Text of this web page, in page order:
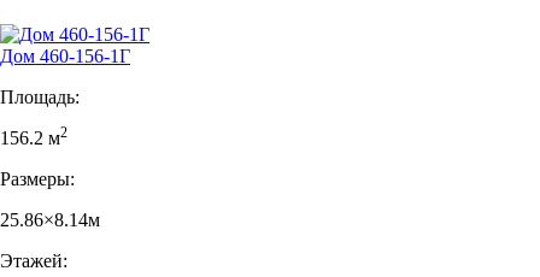
Дом 460-156-1Г
Площадь:
156.2 м2
Размеры:
25.86×8.14м
Этажей: